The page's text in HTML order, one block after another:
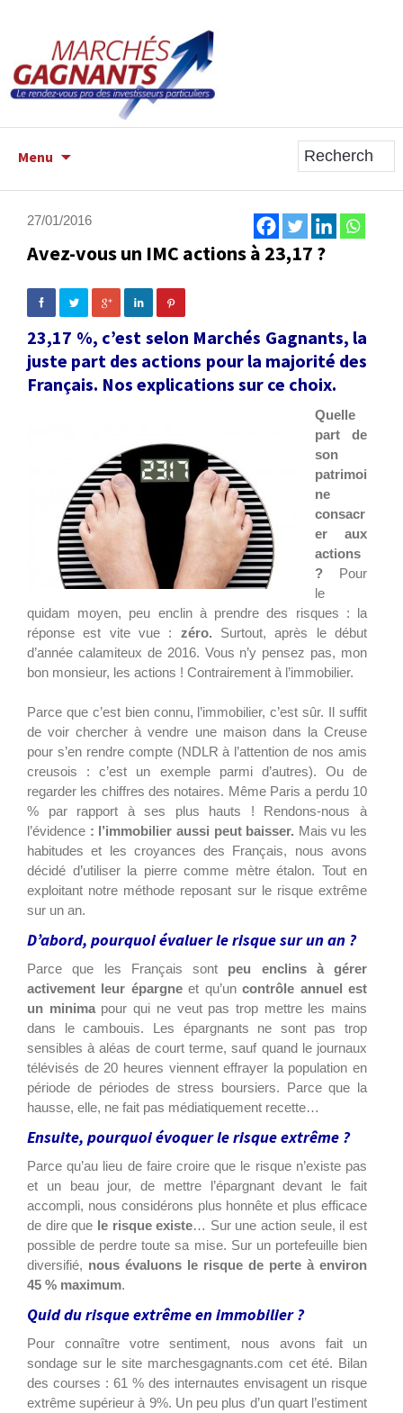
Menu
27/01/2016
Avez-vous un IMC actions à 23,17 ?
23,17 %, c’est selon Marchés Gagnants, la
juste part des actions pour la majorité des
Français. Nos explications sur ce choix.
Quelle
part de
son
patrimoi
ne
consacr
er aux
actions
? Pour
le
quidam moyen, peu enclin à prendre des risques : la
réponse est vite vue : zéro. Surtout, après le début
d’année calamiteux de 2016. Vous n’y pensez pas, mon
bon monsieur, les actions ! Contrairement à l’immobilier.
Parce que c’est bien connu, l’immobilier, c’est sûr. Il suffit
de voir chercher à vendre une maison dans la Creuse
pour s’en rendre compte (NDLR à l’attention de nos amis
creusois : c’est un exemple parmi d’autres). Ou de
regarder les chiffres des notaires. Même Paris a perdu 10
% par rapport à ses plus hauts ! Rendons-nous à
l’évidence : l’immobilier aussi peut baisser. Mais vu les
habitudes et les croyances des Français, nous avons
décidé d’utiliser la pierre comme mètre étalon. Tout en
exploitant notre méthode reposant sur le risque extrême
sur un an.
D’abord, pourquoi évaluer le risque sur un an ?
Parce que les Français sont peu enclins à gérer
activement leur épargneet qu’uncontrôle annuel est
un minimapour qui ne veut pas trop mettre les mains
dans le cambouis. Les épargnants ne sont pas trop
sensibles à aléas de court terme, sauf quand le journaux
télévisés de 20 heures viennent effrayer la population en
période de périodes de stress boursiers. Parce que la
hausse, elle, ne fait pas médiatiquement recette…
Ensuite, pourquoi évoquer le risque extrême ?
Parce qu’au lieu de faire croire que le risque n’existe pas
et un beau jour, de mettre l’épargnant devant le fait
accompli, nous considérons plus honnête et plus efficace
de dire que le risque existe… Sur une action seule, il est
possible de perdre toute sa mise. Sur un portefeuille bien
diversifié, nous évaluons le risque de perte à environ
45 % maximum.
Quid du risque extrême en immobilier ?
Pour connaître votre sentiment, nous avons fait un
sondage sur le site marchesgagnants.com cet été. Bilan
des courses : 61 % des internautes envisagent un risque
extrême supérieur à 9%. Un peu plus d’un quart l’estiment